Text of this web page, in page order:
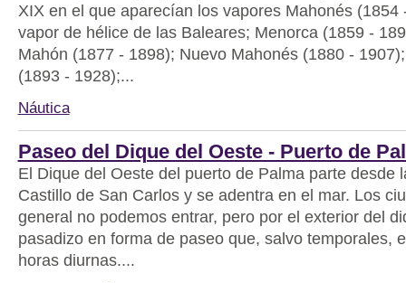
XIX en el que aparecían los vapores Mahonés (1854
vapor de hélice de las Baleares; Menorca (1859 -
Mahón (1877 - 1898); Nuevo Mahonés (1880 -
(1893 - 1928);...
Náutica
Paseo del Dique del Oeste - Puerto de
El Dique del Oeste del puerto de Palma parte desde
Castillo de San Carlos y se adentra en el mar. Los
general no podemos entrar, pero por el exterior del
pasadizo en forma de paseo que, salvo temporales,
horas diurnas....